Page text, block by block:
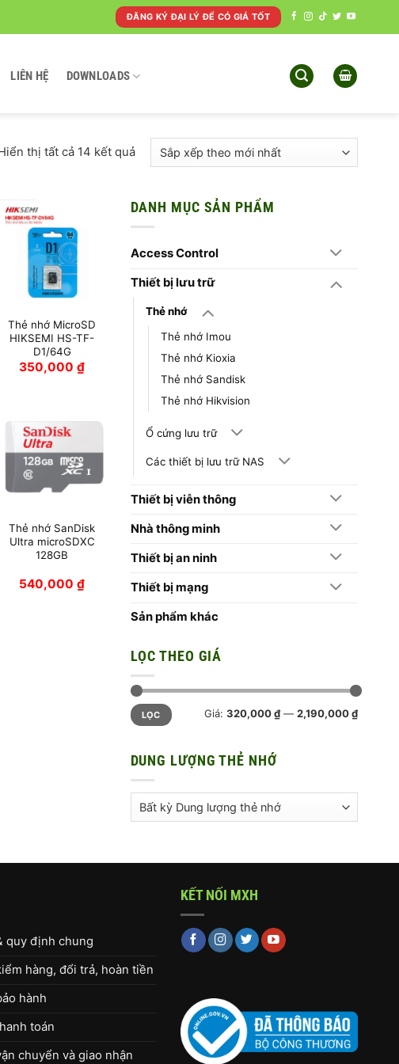
ĐĂNG KÝ ĐẠI LÝ ĐỂ CÓ GIÁ TỐT
LIÊN HỆ DOWNLOADS
thị tất cả 14 kết quảĐã
sắp
theo
mới
Thẻ nhớ MicroSD
HIKSEMI HS-TF-
D1/64G
350,000₫
Thẻ nhớ SanDisk
Ultra microSDXC
128GB
540,000₫
DANH MỤC SẢN PHẨM
Access Control
Thiết bị lưu trữ
Thẻ nhớ
Thẻ nhớ Imou
Thẻ nhớ Kioxia
Thẻ nhớ Sandisk
Thẻ nhớ Hikvision
Ổ cứng lưu trữ
Các thiết bị lưu trữ NAS
Thiết bị viễn thông
Nhà thông minh
Thiết bị an ninh
Thiết bị mạng
Sản phẩm khác
LỌC THEO GIÁ
Giá
tối
thiểu
Giá
tối
đa
LỌC Giá: 320,000 ₫— 2,190,000 ₫
DUNG LƯỢNG THẺ NHỚ
quy định chung
hàng, đổi trả, hoàn tiền
hành
toán
chuyển và giao nhận
KẾT NỐI MXH